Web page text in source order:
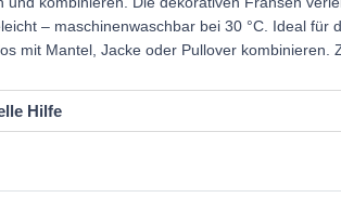
– maschinenwaschbar bei 30 °C. Ideal für
mit Mantel, Jacke oder Pullover kombinieren.
Hilfe